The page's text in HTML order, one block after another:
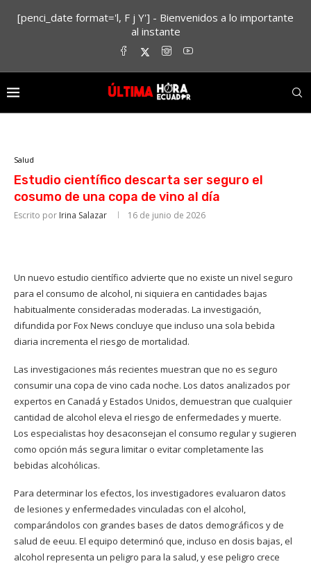
[penci_date format='l, F j Y'] - Bienvenidos a lo importante
al instante
Salud
Estudio científico descarta ser seguro el
cosumo de una copa de vino al día
Escrito por Irina Salazar 16 de junio de 2026
Un nuevo estudio científico advierte que no existe un nivel seguro
para el consumo de alcohol, ni siquiera en cantidades bajas
habitualmente consideradas moderadas. La investigación,
difundida por Fox News concluye que incluso una sola bebida
diaria incrementa el riesgo de mortalidad.
Las investigaciones más recientes muestran que no es seguro
consumir una copa de vino cada noche. Los datos analizados por
expertos en Canadá y Estados Unidos, demuestran que cualquier
cantidad de alcohol eleva el riesgo de enfermedades y muerte.
Los especialistas hoy desaconsejan el consumo regular y sugieren
como opción más segura limitar o evitar completamente las
bebidas alcohólicas.
Para determinar los efectos, los investigadores evaluaron datos
de lesiones y enfermedades vinculadas con el alcohol,
comparándolos con grandes bases de datos demográficos y de
salud de eeuu. El equipo determinó que, incluso en dosis bajas, el
alcohol representa un peligro para la salud, y ese peligro crece